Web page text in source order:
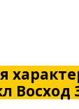
Восход